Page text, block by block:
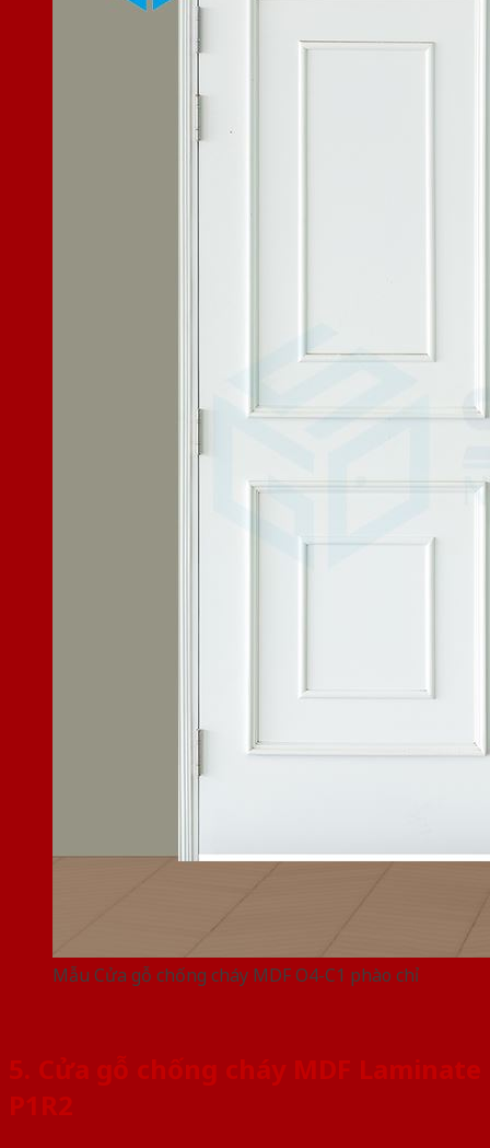
Mẫu Cửa gỗ chống cháy MDF O4-C1 phào chỉ
5. Cửa gỗ chống cháy MDF Laminate
P1R2